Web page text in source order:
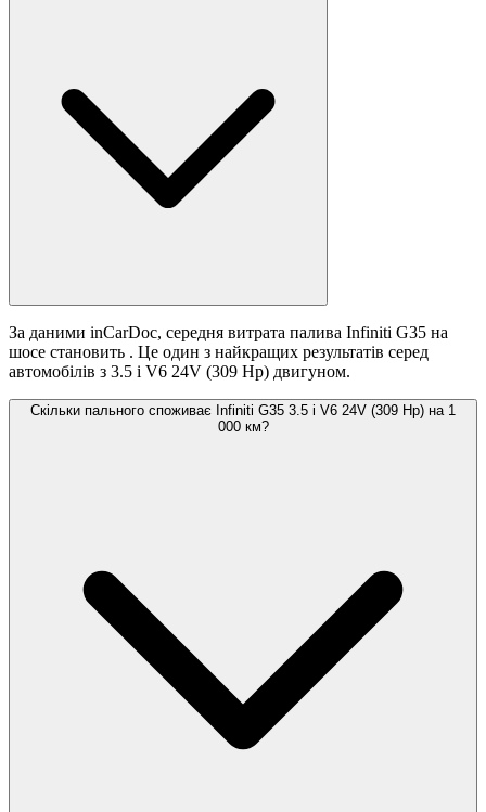
За даними inCarDoc, середня витрата палива Infiniti G35 на
шосе становить . Це один з найкращих результатів серед
автомобілів з 3.5 i V6 24V (309 Hp) двигуном.
Скільки пального споживає Infiniti G35 3.5 i V6 24V (309 Hp) на 1
000 км?